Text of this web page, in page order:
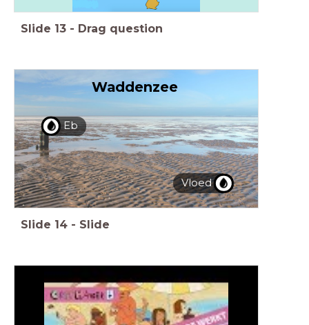
Slide 13 - Drag question
Waddenzee
Eb
Vloed
Slide 14 - Slide